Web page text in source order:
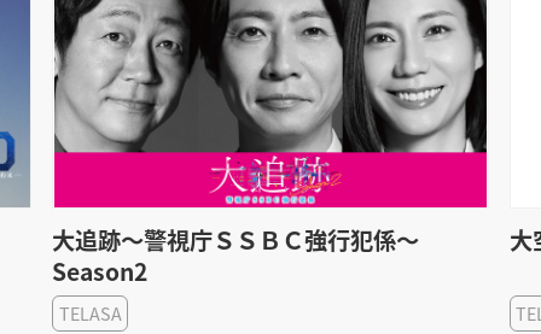
大追跡～警視庁ＳＳＢＣ強行犯係～
Season2
TELASA
大